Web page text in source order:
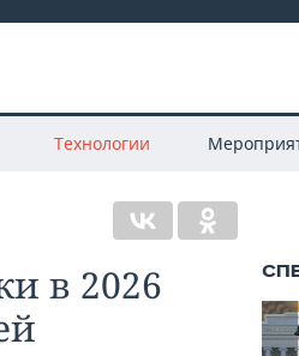
Технологии
в 2026